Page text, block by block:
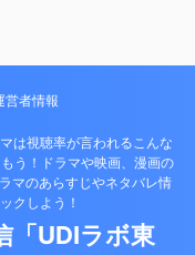
営者情報
は視聴率が言われるこんな
う！ドラマや映画、漫画の
マのあらすじやネタバレ情
クしよう！
「UDIラボ東